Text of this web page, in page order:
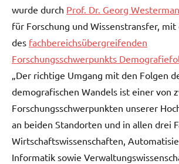
wurde durch Prof. Dr. Georg
für Forschung und Wissenstransfer,
des fachbereichsübergreifenden
Forschungsschwerpunkts
„Der richtige Umgang mit den Folgen
demografischen Wandels ist einer von
Forschungsschwerpunkten unserer
an beiden Standorten und in allen drei
Wirtschaftswissenschaften,
Informatik sowie